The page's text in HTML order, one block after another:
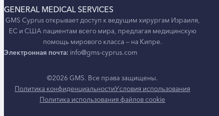
GENERAL MEDICAL SERVICES
GMS Cyprus открывает доступ к ведущим хирургам Израиля,
ЕС и США пациентам всего мира, предлагая медицинскую
помощь мирового класса — на Кипре.
Электронная почта: info@gms-cyprus.com
©2026 GMS. Все права защищены.
Политика конфиденциальностиУсловия использования
Политика использования файлов cookie